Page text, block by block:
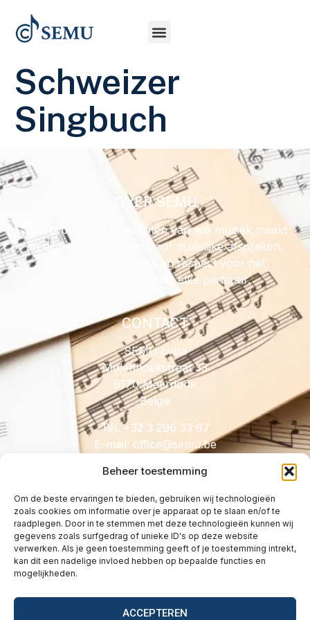
Beheer toestemming
Om de beste ervaringen te bieden, gebruiken wij technologieën
zoals cookies om informatie over je apparaat op te slaan en/of te
raadplegen. Door in te stemmen met deze technologieën kunnen wij
gegevens zoals surfgedrag of unieke ID's op deze website
verwerken. Als je geen toestemming geeft of je toestemming intrekt,
kan dit een nadelige invloed hebben op bepaalde functies en
mogelijkheden.
ACCEPTEREN
Schweizer
Singbuch
OVER SEMU
SEMU behartigt de rechten van wie muziek maakt
en uitgeeft. We zorgen voor duidelijke afspraken,
eerlijke vergoedingen en respect voor het
creatieve werk achter elke partituur.
CONTACT
SEMU cvba
Molenhoekstraat 33
9170 Meerdonk
België
Tel. +32 3 296 33 67
E-mail:
eb.umes
@eciffo
HANDIG
Licenties
Tarieven
Wetgeving